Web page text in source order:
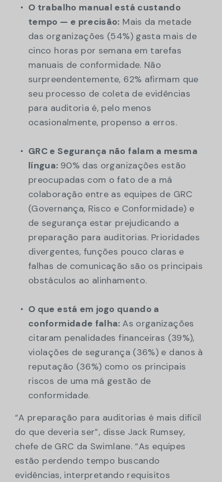
O trabalho manual está custando
tempo — e precisão: Mais da metade
das organizações (54%) gasta mais de
cinco horas por semana em tarefas
manuais de conformidade. Não
surpreendentemente, 62% afirmam que
seu processo de coleta de evidências
para auditoria é, pelo menos
ocasionalmente, propenso a erros.
GRC e Segurança não falam a mesma
língua: 90% das organizações estão
preocupadas com o fato de a má
colaboração entre as equipes de GRC
(Governança, Risco e Conformidade) e
de segurança estar prejudicando a
preparação para auditorias. Prioridades
divergentes, funções pouco claras e
falhas de comunicação são os principais
obstáculos ao alinhamento.
O que está em jogo quando a
conformidade falha:As organizações
citaram penalidades financeiras (39%),
violações de segurança (36%) e danos à
reputação (36%) como os principais
riscos de uma má gestão de
conformidade.
“A preparação para auditorias é mais difícil
do que deveria ser”, disse Jack Rumsey,
chefe de GRC da Swimlane. “As equipes
estão perdendo tempo buscando
evidências, interpretando requisitos